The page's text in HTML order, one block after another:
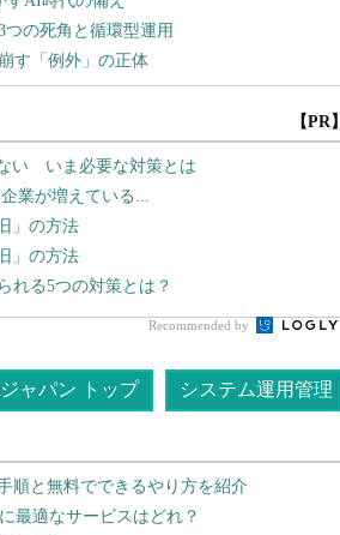
【PR】
い いま必要な対策とは
企業が増えている...
」の方法
」の方法
れる5つの対策とは？
Recommended by
ジャパン トップ システム運用管理
順と無料でできるやり方を紹介
最適なサービスはどれ？